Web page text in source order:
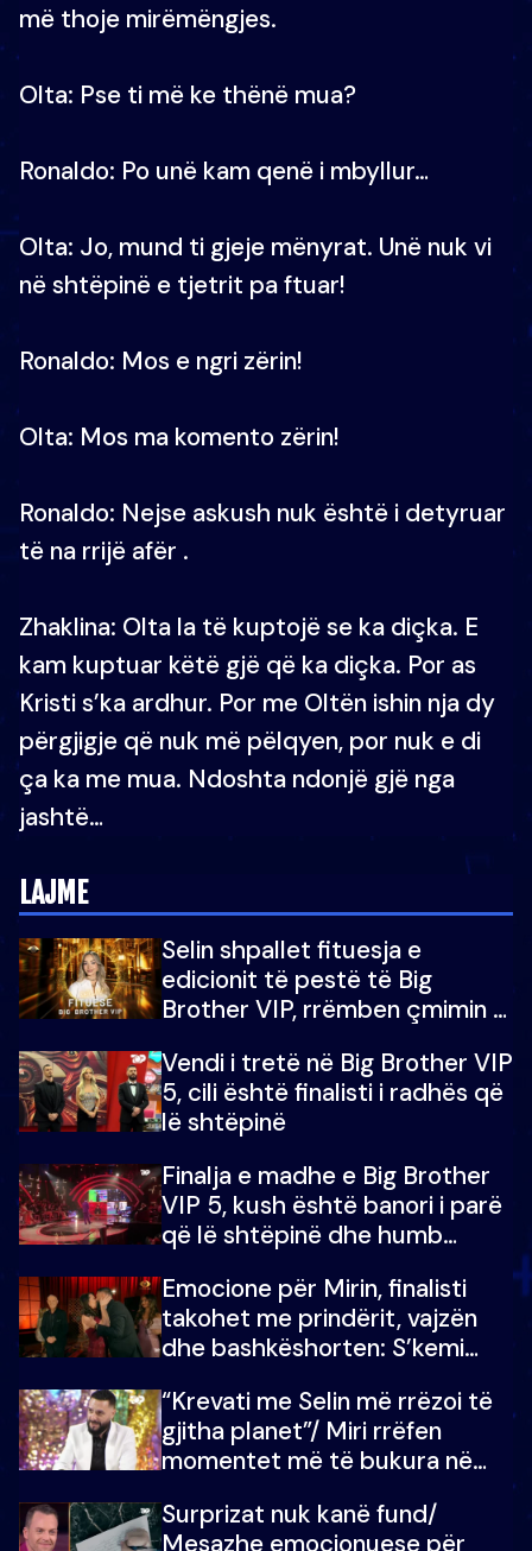
më thoje mirëmëngjes.
Olta: Pse ti më ke thënë mua?
Ronaldo: Po unë kam qenë i mbyllur…
Olta: Jo, mund ti gjeje mënyrat. Unë nuk vi
në shtëpinë e tjetrit pa ftuar!
Ronaldo: Mos e ngri zërin!
Olta: Mos ma komento zërin!
Ronaldo: Nejse askush nuk është i detyruar
të na rrijë afër .
Zhaklina: Olta la të kuptojë se ka diçka. E
kam kuptuar këtë gjë që ka diçka. Por as
Kristi s’ka ardhur. Por me Oltën ishin nja dy
përgjigje që nuk më pëlqyen, por nuk e di
ça ka me mua. Ndoshta ndonjë gjë nga
jashtë…
LAJME
Selin shpallet fituesja e
edicionit të pestë të Big
Brother VIP, rrëmben çmimin e
Vendi i tretë në Big Brother VIP
5, cili është finalisti i radhës që
lë shtëpinë
Finalja e madhe e Big Brother
VIP 5, kush është banori i parë
që lë shtëpinë dhe humb
çmimin e madh
Emocione për Mirin, finalisti
takohet me prindërit, vajzën
dhe bashkëshorten: S’kemi
“Krevati me Selin më rrëzoi të
gjitha planet”/ Miri rrëfen
momentet më të bukura në
mungojë zilja e mëngjesit kur…
Surprizat nuk kanë fund/
Mesazhe emocionuese për